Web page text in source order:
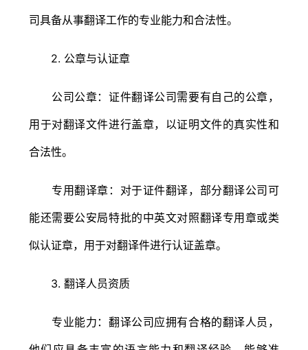
司具备从事翻译工作的专业能力和合法性。
2. 公章与认证章
公司公章：证件翻译公司需要有自己的公章，
用于对翻译文件进行盖章，以证明文件的真实性和
合法性。
专用翻译章：对于证件翻译，部分翻译公司可
能还需要公安局特批的中英文对照翻译专用章或类
似认证章，用于对翻译件进行认证盖章。
3. 翻译人员资质
专业能力：翻译公司应拥有合格的翻译人员，